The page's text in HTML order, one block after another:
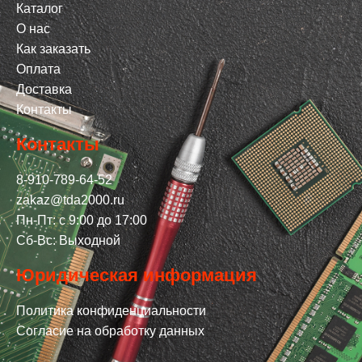
Каталог
О нас
Как заказать
Оплата
Доставка
Контакты
Контакты
8-910-789-64-52
zakaz@tda2000.ru
Пн-Пт: с 9:00 до 17:00
Сб-Вс: Выходной
Юридическая информация
Политика конфиденциальности
Согласие на обработку данных